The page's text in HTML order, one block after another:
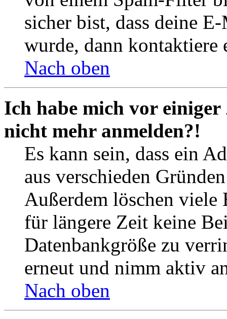
sicher bist, dass deine
wurde, dann kontaktiere
Nach oben
Ich habe mich vor
nicht mehr anmelden?!
Es kann sein, dass ein
aus verschieden
Außerdem löschen viele
für längere Zeit keine
Datenbankgröße zu
erneut und nimm aktiv
Nach oben